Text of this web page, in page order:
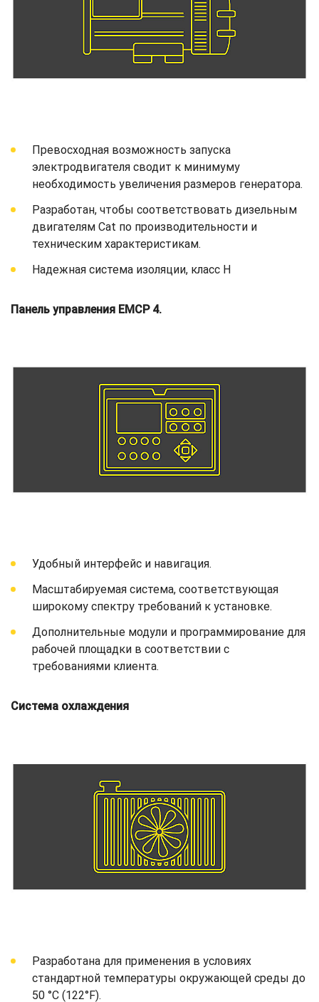
Превосходная возможность запуска
электродвигателя сводит к минимуму
необходимость увеличения размеров генератора.
Разработан, чтобы соответствовать дизельным
двигателям Cat по производительности и
техническим характеристикам.
Надежная система изоляции, класс H
Панель управления EMCP 4.
Удобный интерфейс и навигация.
Масштабируемая система, соответствующая
широкому спектру требований к установке.
Дополнительные модули и программирование для
рабочей площадки в соответствии с
требованиями клиента.
Система охлаждения
Разработана для применения в условиях
стандартной температуры окружающей среды до
50 °C (122°F).